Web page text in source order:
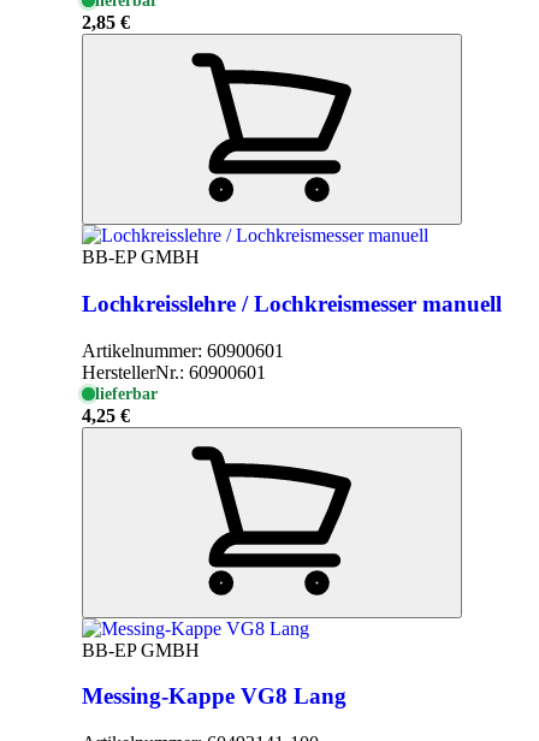
2,85 €
BB-EP GMBH
Lochkreisslehre / Lochkreismesser manuell
Artikelnummer: 60900601
HerstellerNr.: 60900601
lieferbar
4,25 €
BB-EP GMBH
Messing-Kappe VG8 Lang